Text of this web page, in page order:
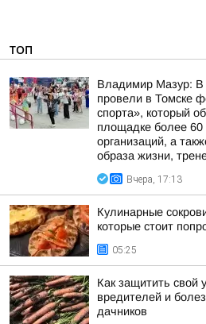
ТОП
Владимир Мазур: В
провели в Томске
спорта», который
площадке более
организаций, а
образа жизни,
Вчера, 17:13
Кулинарные
которые стоит
05:25
Как защитить свой
вредителей и
дачников